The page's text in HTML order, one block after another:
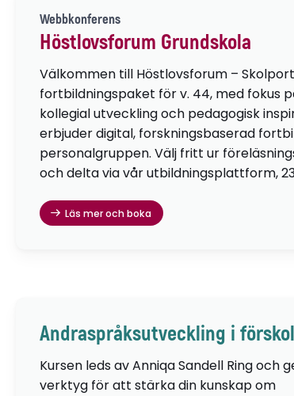
Webbkonferens
Höstlovsforum Grundskola
Välkommen till Höstlovsforum –
fortbildningspaket för v. 44, med fokus
kollegial utveckling och pedagogisk
erbjuder digital, forskningsbaserad
personalgruppen. Välj fritt ur
och delta via vår utbildningsplattform,
Läs mer och boka
Andraspråksutveckling i
Kursen leds av Anniqa Sandell Ring och
verktyg för att stärka din kunskap om